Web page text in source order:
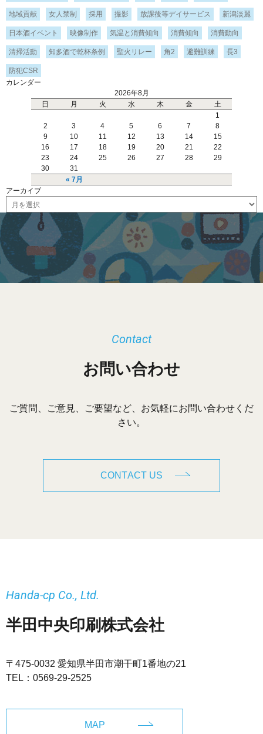
地域貢献 女人禁制 採用 撮影 放課後等デイサービス 新潟淡麗
日本酒イベント 映像制作 気温と消費傾向 消費傾向 消費動向
清掃活動 知多酒で乾杯条例 聖火リレー 角2 避難訓練 長3
防犯CSR
カレンダー
2026年8月
日
月 火 水 木 金 土
« 7月
1
2
3 4 5 6 7
8
9
10 11 12 13 14
15
16
17 18 19 20 21
22
23
24 25 26 27 28
29
30
31
アーカイブ
ー
ブ
お問い合わせ
Contact
ご質問、ご意見、ご要望など、お気軽にお問い合わせくだ
さい。
CONTACT US
半田中央印刷株式会社
Handa-cp Co., Ltd.
〒475-0032 愛知県半田市潮干町1番地の21
TEL： 0569-29-2525
MAP